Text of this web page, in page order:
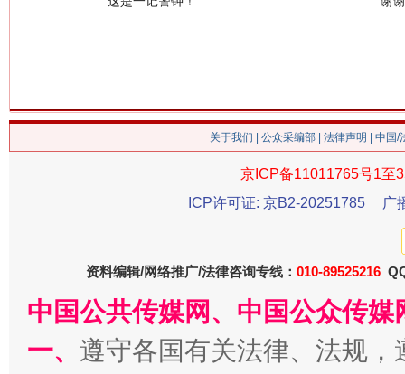
今
关于我们 公众采编部 法律声明 | 中国
京ICP备11011765号1至
ICP许可证: 京B2-20251785
广
资料编辑/网络推广/法律咨询专线： 010-89525216
中国公共传媒网、中国公众传
一、 遵守各国有关法律、法规